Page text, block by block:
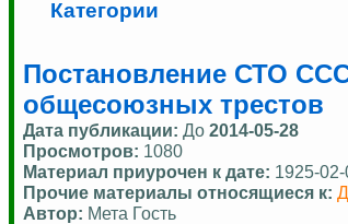
Категории
Постановление СТО
общесоюзных трестов
Дата публикации: До 2014-05-28
Просмотров: 1080
Материал приурочен к дате: 1925-
Прочие материалы относящиеся к:
Автор: Мета Гость